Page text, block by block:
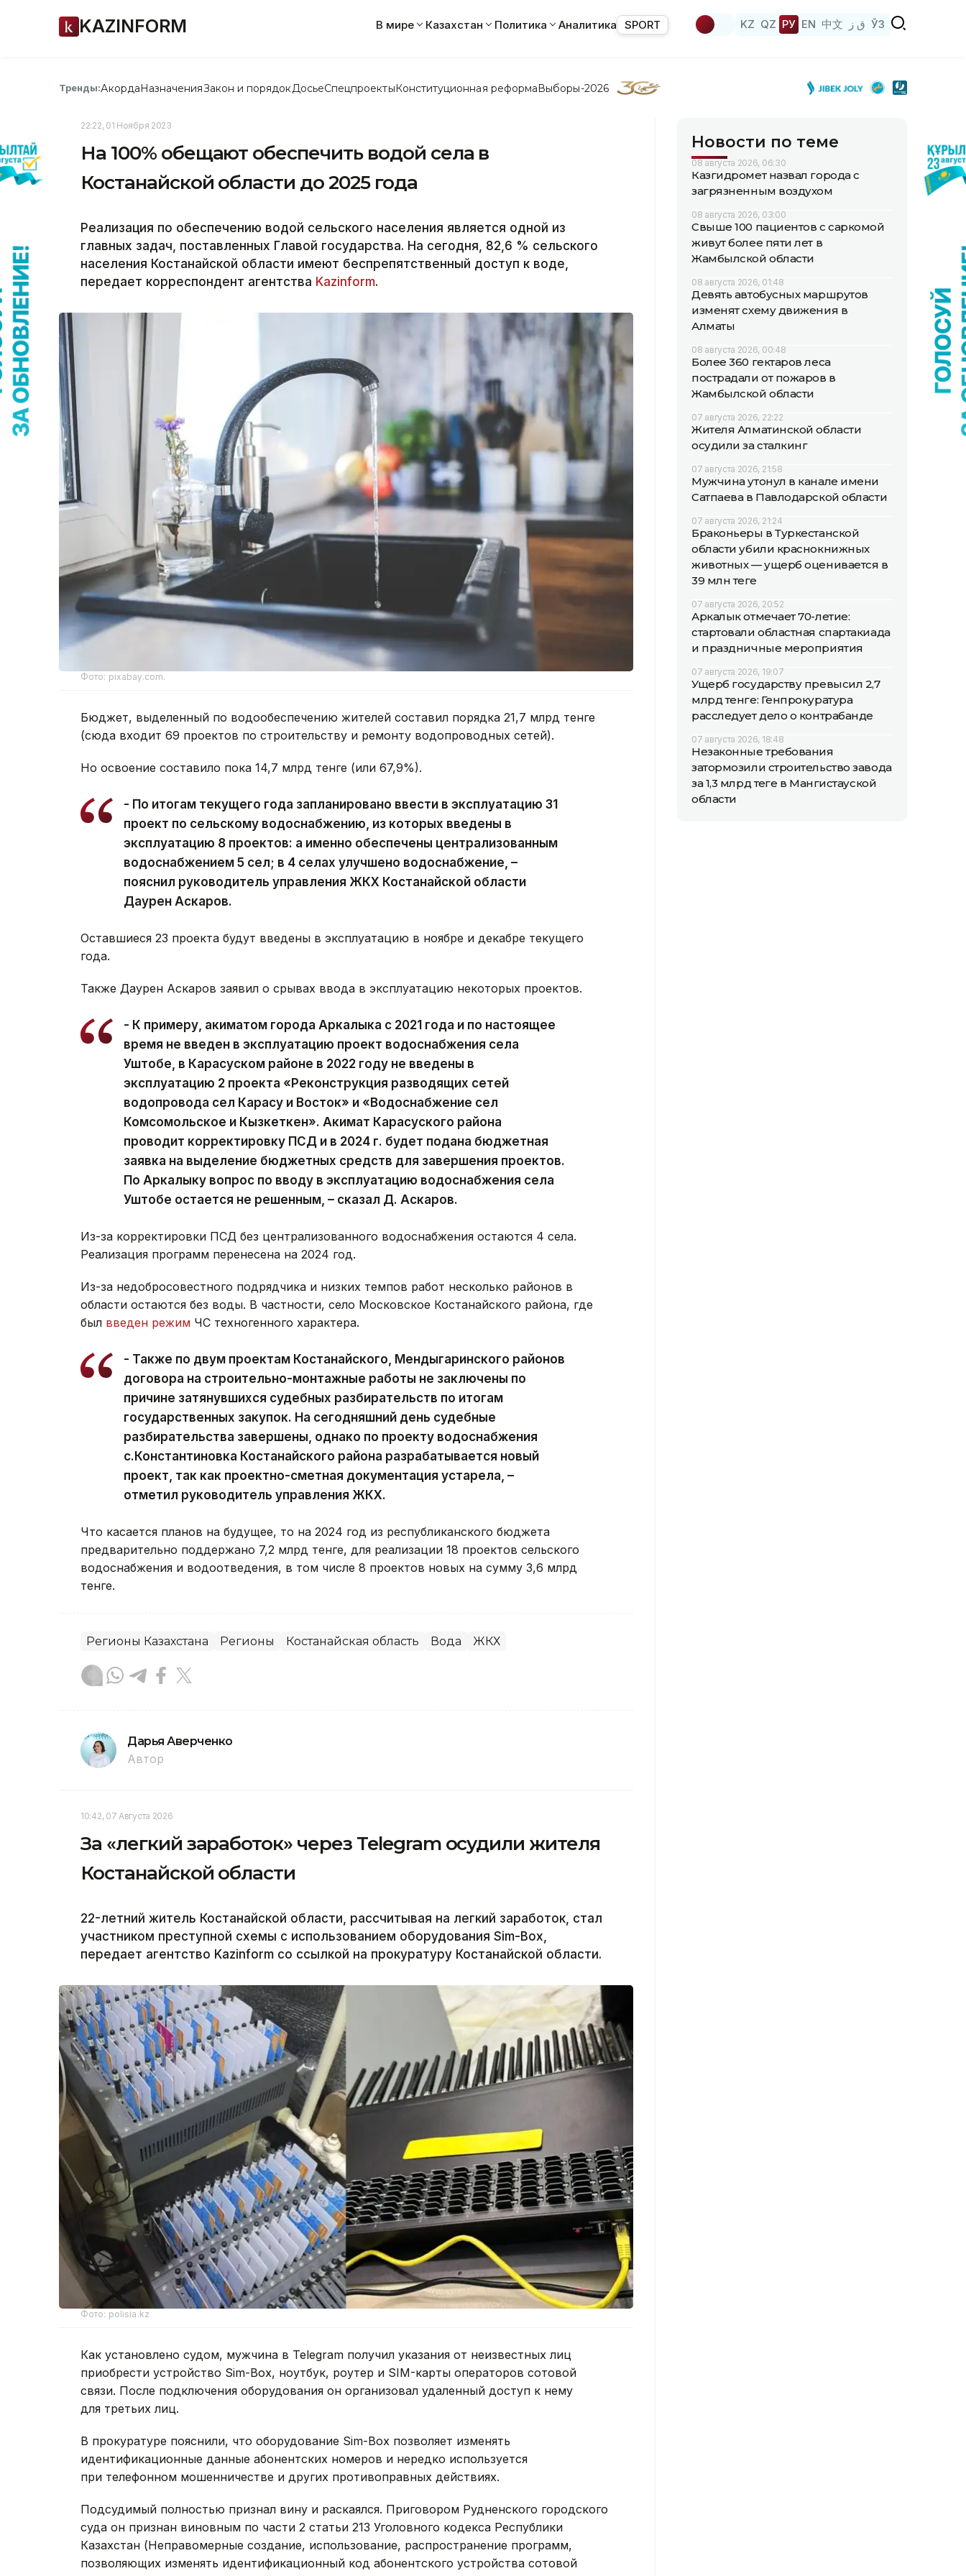
KAZINFORM В мире Казахстан Политика Аналитика SPORT KZ QZ РУ EN 中文 ق ز ЎЗ
Тренды:АкордаНазначенияЗакон и порядок ДосьеСпецпроектыКонституционная реформаВыборы-2026
22:22, 01 Ноября 2023
На 100% обещают обеспечить водой села в
Костанайской области до 2025 года
Реализация по обеспечению водой сельского населения является одной из
главных задач, поставленных Главой государства. На сегодня, 82,6 % сельского
населения Костанайской области имеют беспрепятственный доступ к воде,
передает корреспондент агентства Kazinform.
Фото: pixabay.com.
Бюджет, выделенный по водообеспечению жителей составил порядка 21,7 млрд тенге
(сюда входит 69 проектов по строительству и ремонту водопроводных сетей).
Но освоение составило пока 14,7 млрд тенге (или 67,9%).
- По итогам текущего года запланировано ввести в эксплуатацию 31
проект по сельскому водоснабжению, из которых введены в
эксплуатацию 8 проектов: а именно обеспечены централизованным
водоснабжением 5 сел; в 4 селах улучшено водоснабжение, –
пояснил руководитель управления ЖКХ Костанайской области
Даурен Аскаров.
Оставшиеся 23 проекта будут введены в эксплуатацию в ноябре и декабре текущего
года.
Также Даурен Аскаров заявил о срывах ввода в эксплуатацию некоторых проектов.
- К примеру, акиматом города Аркалыка с 2021 года и по настоящее
время не введен в эксплуатацию проект водоснабжения села
Уштобе, в Карасуском районе в 2022 году не введены в
эксплуатацию 2 проекта «Реконструкция разводящих сетей
водопровода сел Карасу и Восток» и «Водоснабжение сел
Комсомольское и Кызкеткен». Акимат Карасуского района
проводит корректировку ПСД и в 2024 г. будет подана бюджетная
заявка на выделение бюджетных средств для завершения проектов.
По Аркалыку вопрос по вводу в эксплуатацию водоснабжения села
Уштобе остается не решенным, – сказал Д. Аскаров.
Из-за корректировки ПСД без централизованного водоснабжения остаются 4 села.
Реализация программ перенесена на 2024 год.
Из-за недобросовестного подрядчика и низких темпов работ несколько районов в
области остаются без воды. В частности, село Московское Костанайского района, где
был введен режим ЧС техногенного характера.
- Также по двум проектам Костанайского, Мендыгаринского районов
договора на строительно-монтажные работы не заключены по
причине затянувшихся судебных разбирательств по итогам
государственных закупок. На сегодняшний день судебные
разбирательства завершены, однако по проекту водоснабжения
с.Константиновка Костанайского района разрабатывается новый
проект, так как проектно-сметная документация устарела, –
отметил руководитель управления ЖКХ.
Что касается планов на будущее, то на 2024 год из республиканского бюджета
предварительно поддержано 7,2 млрд тенге, для реализации 18 проектов сельского
водоснабжения и водоотведения, в том числе 8 проектов новых на сумму 3,6 млрд
тенге.
Регионы Казахстана Регионы Костанайская область Вода ЖКХ
Дарья Аверченко
Автор
10:42, 07 Августа 2026
За «легкий заработок» через Telegram осудили жителя
Костанайской области
22-летний житель Костанайской области, рассчитывая на легкий заработок, стал
участником преступной схемы с использованием оборудования Sim-Box,
передает агентство Kazinform со ссылкой на прокуратуру Костанайской области.
Фото: polisia.kz
Как установлено судом, мужчина в Telegram получил указания от неизвестных лиц
приобрести устройство Sim-Box, ноутбук, роутер и SIM-карты операторов сотовой
связи. После подключения оборудования он организовал удаленный доступ к нему
для третьих лиц.
В прокуратуре пояснили, что оборудование Sim-Box позволяет изменять
идентификационные данные абонентских номеров и нередко используется
при телефонном мошенничестве и других противоправных действиях.
Подсудимый полностью признал вину и раскаялся. Приговором Рудненского городского
суда он признан виновным по части 2 статьи 213 Уголовного кодекса Республики
Казахстан (Неправомерные создание, использование, распространение программ,
позволяющих изменять идентификационный код абонентского устройства сотовой
Новости по теме
08 августа 2026, 06:30
Казгидромет назвал города с
загрязненным воздухом
08 августа 2026, 03:00
Свыше 100 пациентов с саркомой
живут более пяти лет в
Жамбылской области
08 августа 2026, 01:48
Девять автобусных маршрутов
изменят схему движения в
Алматы
08 августа 2026, 00:48
Более 360 гектаров леса
пострадали от пожаров в
Жамбылской области
07 августа 2026, 22:22
Жителя Алматинской области
осудили за сталкинг
07 августа 2026, 21:58
Мужчина утонул в канале имени
Сатпаева в Павлодарской области
07 августа 2026, 21:24
Браконьеры в Туркестанской
области убили краснокнижных
животных — ущерб оценивается в
39 млн теңге
07 августа 2026, 20:52
Аркалык отмечает 70-летие:
стартовали областная спартакиада
и праздничные мероприятия
07 августа 2026, 19:07
Ущерб государству превысил 2,7
млрд тенге: Генпрокуратура
расследует дело о контрабанде
07 августа 2026, 18:48
Незаконные требования
затормозили строительство завода
за 1,3 млрд теңге в Мангистауской
области